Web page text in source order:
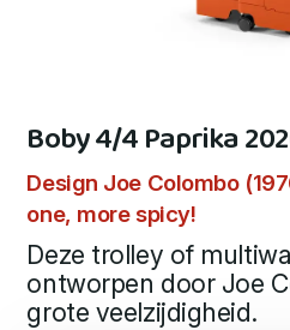
Boby 4/4 Paprika
Design Joe Colombo
one, more spicy!
Deze trolley of
ontworpen door Joe
grote veelzijdigheid.